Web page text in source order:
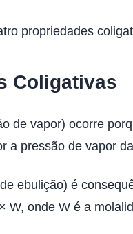
propriedades
Coligativas
de vapor) ocorre
a pressão de vapor
ebulição) é
W, onde W é a